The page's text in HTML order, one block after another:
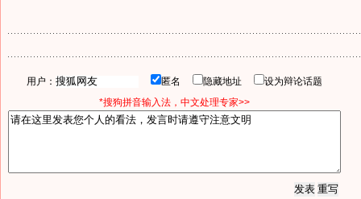
用户： 匿名 隐藏地址
设为辩论话题
*搜狗拼音输入法，中文处理专家>>